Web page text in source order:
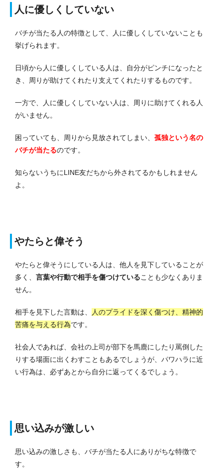
人に優しくしていない
バチが当たる人の特徴として、人に優しくしていないことも
挙げられます。
日頃から人に優しくしている人は、自分がピンチになったと
き、周りが助けてくれたり支えてくれたりするものです。
一方で、人に優しくしていない人は、周りに助けてくれる人
がいません。
困っていても、周りから見放されてしまい、 孤独という名の
バチが当たるのです。
知らないうちにLINE友だちから外されてるかもしれません
よ。
やたらと偉そう
やたらと偉そうにしている人は、他人を見下していることが
多く、 言葉や行動で相手を傷つけていることも少なくありま
せん。
相手を見下した言動は、
人のプライドを深く傷つけ、精神的
苦痛を与える行為です。
社会人であれば、会社の上司が部下を馬鹿にしたり罵倒した
りする場面に出くわすこともあるでしょうが、パワハラに近
い行為は、必ずあとから自分に返ってくるでしょう。
思い込みが激しい
思い込みの激しさも、バチが当たる人にありがちな特徴で
す。